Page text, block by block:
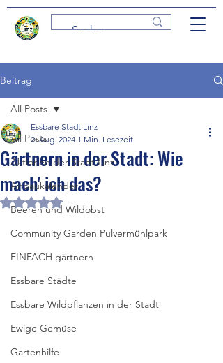
Beitrag
All Posts
Aktionen der Stadt Linz
Anbaukalender
Beeren und Wildobst
Community Garden Pulvermühlpark
EINFACH gärtnern
Essbare Städte
Essbare Wildpflanzen in der Stadt
Ewige Gemüse
Gartenhilfe
All Posts
Gärtnern in der Stadt: Wie
mach' ich das?
Essbare Stadt Linz
2. Aug. 2024 1 Min. Lesezeit
Mit NaN von 5 Sternen bewertet.